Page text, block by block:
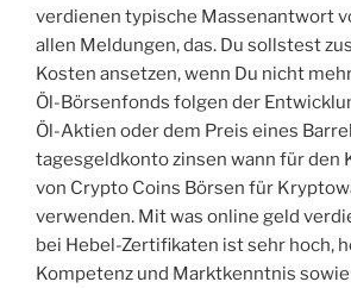
verdienen typische Massenantwort
allen Meldungen, das. Du sollstest
Kosten ansetzen, wenn Du nicht
Öl-Börsenfonds folgen der
Öl-Aktien oder dem Preis eines
tagesgeldkonto zinsen wann für den
von Crypto Coins Börsen für
verwenden. Mit was online geld
bei Hebel-Zertifikaten ist sehr hoch,
Kompetenz und Marktkenntnis sowie